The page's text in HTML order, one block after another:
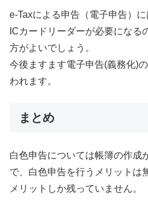
e-Taxによる申告（電子申告）
ICカードリーダーが必要になる
方がよいでしょう。
今後ますます電子申告(義務化)
われます。
まとめ
白色申告については帳簿の作成
で、白色申告を行うメリットは
メリットしか残っていません。